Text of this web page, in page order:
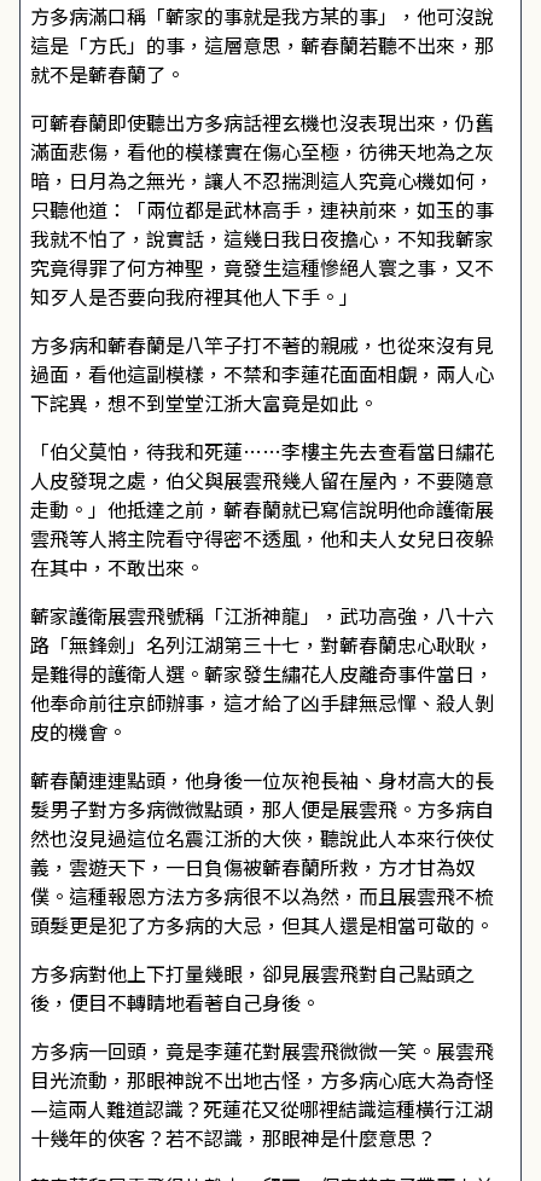
方多病滿口稱「蘄家的事就是我方某的事」，他可沒說
這是「方氏」的事，這層意思，蘄春蘭若聽不出來，那
就不是蘄春蘭了。
可蘄春蘭即使聽出方多病話裡玄機也沒表現出來，仍舊
滿面悲傷，看他的模樣實在傷心至極，彷彿天地為之灰
暗，日月為之無光，讓人不忍揣測這人究竟心機如何，
只聽他道：「兩位都是武林高手，連袂前來，如玉的事
我就不怕了，說實話，這幾日我日夜擔心，不知我蘄家
究竟得罪了何方神聖，竟發生這種慘絕人寰之事，又不
知歹人是否要向我府裡其他人下手。」
方多病和蘄春蘭是八竿子打不著的親戚，也從來沒有見
過面，看他這副模樣，不禁和李蓮花面面相覷，兩人心
下詫異，想不到堂堂江浙大富竟是如此。
「伯父莫怕，待我和死蓮……李樓主先去查看當日繡花
人皮發現之處，伯父與展雲飛幾人留在屋內，不要隨意
走動。」他抵達之前，蘄春蘭就已寫信說明他命護衛展
雲飛等人將主院看守得密不透風，他和夫人女兒日夜躲
在其中，不敢出來。
蘄家護衛展雲飛號稱「江浙神龍」，武功高強，八十六
路「無鋒劍」名列江湖第三十七，對蘄春蘭忠心耿耿，
是難得的護衛人選。蘄家發生繡花人皮離奇事件當日，
他奉命前往京師辦事，這才給了凶手肆無忌憚、殺人剝
皮的機會。
蘄春蘭連連點頭，他身後一位灰袍長袖、身材高大的長
髮男子對方多病微微點頭，那人便是展雲飛。方多病自
然也沒見過這位名震江浙的大俠，聽說此人本來行俠仗
義，雲遊天下，一日負傷被蘄春蘭所救，方才甘為奴
僕。這種報恩方法方多病很不以為然，而且展雲飛不梳
頭髮更是犯了方多病的大忌，但其人還是相當可敬的。
方多病對他上下打量幾眼，卻見展雲飛對自己點頭之
後，便目不轉睛地看著自己身後。
方多病一回頭，竟是李蓮花對展雲飛微微一笑。展雲飛
目光流動，那眼神說不出地古怪，方多病心底大為奇怪
—這兩人難道認識？死蓮花又從哪裡結識這種橫行江湖
十幾年的俠客？若不認識，那眼神是什麼意思？